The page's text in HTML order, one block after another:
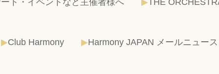
Club Harmony Harmony JAPAN メールニュース